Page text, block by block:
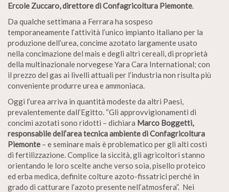
Ercole Zuccaro, direttore di Confagricoltura Piemonte.
Da qualche settimana a Ferrara ha sospeso
temporaneamente l’attività l’unico impianto italiano per la
produzione dell’urea, concime azotato largamente usato
nella concimazione del mais e degli altri cereali, di proprietà
della multinazionale norvegese Yara Cara International; con
il prezzo del gas ai livelli attuali per l’industria non risulta più
conveniente produrre urea e ammoniaca.
Oggi l’urea arriva in quantità modeste da altri Paesi,
prevalentemente dall’Egitto. “Gli approvvigionamenti di
concimi azotati sono ridotti – dichiara Marco Boggetti,
responsabile dell’area tecnica ambiente di Confagricoltura
Piemonte – e seminare mais è problematico per gli alti costi
di fertilizzazione. Complice la siccità, gli agricoltori stanno
orientando le loro scelte anche verso soia, pisello proteico
ed erba medica, definite colture azoto-fissatrici perché in
grado di catturare l’azoto presente nell’atmosfera”. Nei